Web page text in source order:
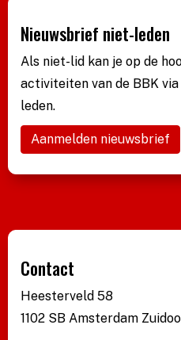
Nieuwsbrief niet-leden
Als niet-lid kan je op de
activiteiten van de BBK
leden.
Aanmelden nieuwsbrief
Contact
Heesterveld 58
1102 SB Amsterdam